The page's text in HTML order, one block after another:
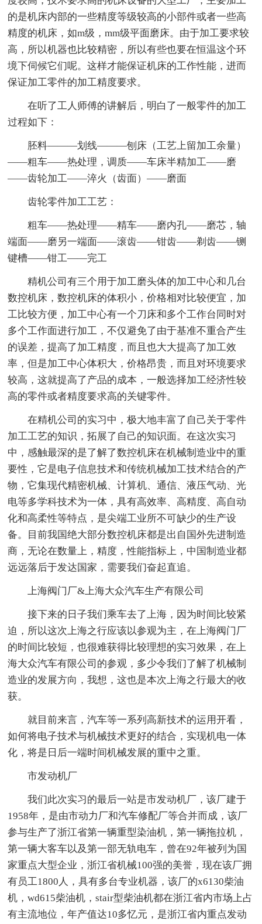
的是机床内部的一些精度等级较高的小部件或者一些高
精度的机床，如m级，mm级平面磨床。由于加工要求较
高，所以机器也比较精密，所以有些也要在恒温这个环
境下伺候它们呢。这样才能保证机床的工作性能，进而
保证加工零件的加工精度要求。
在听了工人师傅的讲解后，明白了一般零件的加工
过程如下：
胚料———划线———刨床（工艺上留加工余量）
——粗车——热处理，调质——车床半精加工——磨
——齿轮加工——淬火（齿面）——磨面
齿轮零件加工工艺：
粗车——热处理——精车——磨内孔——磨芯，轴
端面——磨另一端面——滚齿——钳齿——剃齿——铡
键槽——钳工——完工
精机公司有三个用于加工磨头体的加工中心和几台
数控机床，数控机床的体积小，价格相对比较便宜，加
工比较方便，加工中心有一个刀床和多个工作台同时对
多个工作面进行加工，不仅避免了由于基准不重合产生
的误差，提高了加工精度，而且也大大提高了加工效
率，但是加工中心体积大，价格昂贵，而且对环境要求
较高，这就提高了产品的成本，一般选择加工经济性较
高的零件或者精度要求高的关键零件。
在精机公司的实习中，极大地丰富了自己关于零件
加工工艺的知识，拓展了自己的知识面。在这次实习
中，感触最深的是了解了数控机床在机械制造业中的重
要性，它是电子信息技术和传统机械加工技术结合的产
物，它集现代精密机械、计算机、通信、液压气动、光
电等多学科技术为一体，具有高效率、高精度、高自动
化和高柔性等特点，是尖端工业所不可缺少的生产设
备。目前我国绝大部分数控机床都是出自国外先进制造
商，无论在数量上，精度，性能指标上，中国制造业都
远远落后于发达国家，需要我们奋起直追。
上海阀门厂&上海大众汽车生产有限公司
接下来的日子我们乘车去了上海，因为时间比较紧
迫，所以这次上海之行应该以参观为主，在上海阀门厂
的时间比较短，也很难获得比较理想的实习效果，在上
海大众汽车有限公司的参观，多少令我们了解了机械制
造业的发展方向，我想，这也是本次上海之行最大的收
获。
就目前来言，汽车等一系列高新技术的运用开看，
如何将电子技术与机械技术更好的结合，实现机电一体
化，将是日后一端时间机械发展的重中之重。
市发动机厂
我们此次实习的最后一站是市发动机厂，该厂建于
1958年，是由市动力厂和汽车修配厂等合并而成，该厂
参与生产了浙江省第一辆重型染油机，第一辆拖拉机，
第一辆大客车以及第一部无轨电车，曾在92年被列为国
家重点大型企业，浙江省机械100强的美誉，现在该厂拥
有员工1800人，具有多台专业机器，该厂的x6130柴油
机，wd615柴油机，stair型柴油机都在浙江省内市场上占
有主流地位，年产值达10多忆元，是浙江省内重点发动